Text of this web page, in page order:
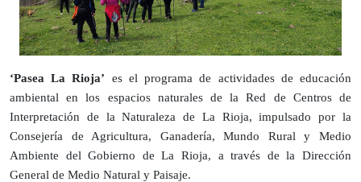
‘Pasea La Rioja’ es el programa de actividades de educación
ambiental en los espacios naturales de la Red de Centros de
Interpretación de la Naturaleza de La Rioja, impulsado por la
Consejería de Agricultura, Ganadería, Mundo Rural y Medio
Ambiente del Gobierno de La Rioja, a través de la Dirección
General de Medio Natural y Paisaje.